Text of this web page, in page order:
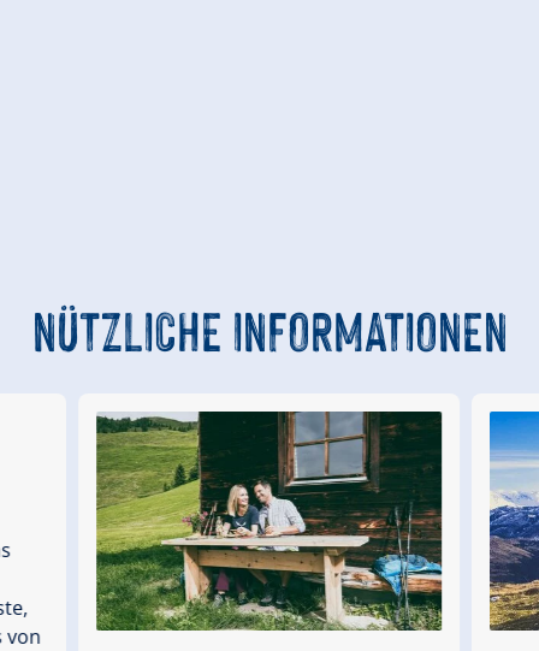
NÜTZLICHE INFORMATIONEN
von